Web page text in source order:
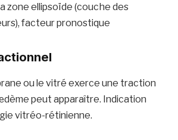
zone ellipsoïde (couche des
facteur pronostique
ou le vitré exerce une traction
peut apparaître. Indication
vitréo-rétinienne.